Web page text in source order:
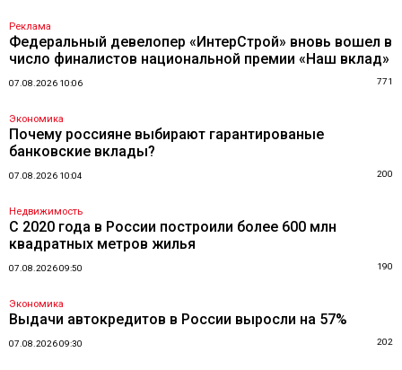
Реклама
Федеральный девелопер «ИнтерСтрой» вновь вошел в
число финалистов национальной премии «Наш вклад»
07.08.2026 10:06 771
Экономика
Почему россияне выбирают гарантированые
банковские вклады?
07.08.2026 10:04 200
Недвижимость
С 2020 года в России построили более 600 млн
квадратных метров жилья
07.08.2026 09:50 190
Экономика
Выдачи автокредитов в России выросли на 57%
07.08.2026 09:30 202